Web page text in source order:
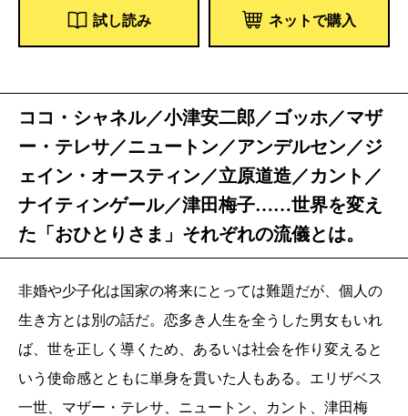
試し読み ネットで購入
ココ・シャネル／小津安二郎／ゴッホ／マザ
ー・テレサ／ニュートン／アンデルセン／ジ
ェイン・オースティン／立原道造／カント／
ナイティンゲール／津田梅子……世界を変え
た「おひとりさま」それぞれの流儀とは。
非婚や少子化は国家の将来にとっては難題だが、個人の
生き方とは別の話だ。恋多き人生を全うした男女もいれ
ば、世を正しく導くため、あるいは社会を作り変えると
いう使命感とともに単身を貫いた人もある。エリザベス
一世、マザー・テレサ、ニュートン、カント、津田梅